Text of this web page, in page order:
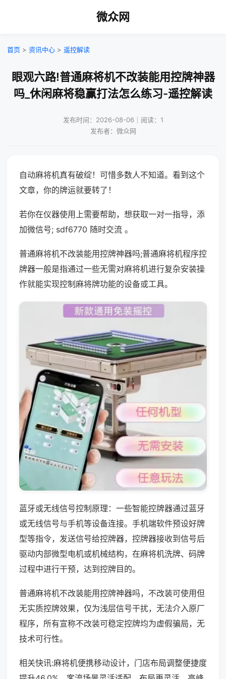
微众网
首页 > 资讯中心 > 遥控解读
眼观六路!普通麻将机不改装能用控牌神器
吗_休闲麻将稳赢打法怎么练习-遥控解读
发布时间：2026-08-06｜阅读：1
发布者：微众网
自动麻将机真有破绽！可惜多数人不知道。看到这个
文章，你的牌运就要转了！
若你在仪器使用上需要帮助，想获取一对一指导，添
加微信号; sdf6770 随时交流 。
普通麻将机不改装能用控牌神器吗;普通麻将机程序控
牌器一般是指通过一些无需对麻将机进行复杂安装操
作就能实现控制麻将牌功能的设备或工具。
蓝牙或无线信号控制原理：一些智能控牌器通过蓝牙
或无线信号与手机等设备连接。手机端软件预设好牌
型等指令，发送信号给控牌器，控牌器接收到信号后
驱动内部微型电机或机械结构，在麻将机洗牌、码牌
过程中进行干预，达到控牌目的。
普通麻将机不改装能用控牌神器吗，不改装可使用但
无实质控牌效果，仅为浅层信号干扰，无法介入原厂
程序，所有宣称不改装可稳定控牌均为虚假骗局，无
技术可行性。
相关快讯:麻将机便携移动设计，门店布局调整便捷度